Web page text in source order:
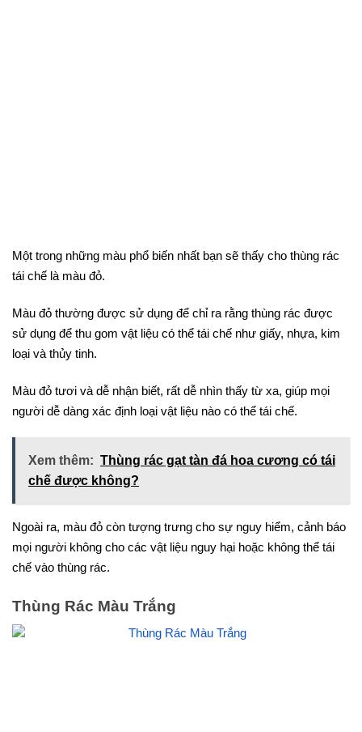
Một trong những màu phổ biến nhất bạn sẽ thấy cho thùng rác
tái chế là màu đỏ.
Màu đỏ thường được sử dụng để chỉ ra rằng thùng rác được
sử dụng để thu gom vật liệu có thể tái chế như giấy, nhựa, kim
loại và thủy tinh.
Màu đỏ tươi và dễ nhận biết, rất dễ nhìn thấy từ xa, giúp mọi
người dễ dàng xác định loại vật liệu nào có thể tái chế.
Xem thêm: Thùng rác gạt tàn đá hoa cương có tái
chế được không?
Ngoài ra, màu đỏ còn tượng trưng cho sự nguy hiểm, cảnh báo
mọi người không cho các vật liệu nguy hại hoặc không thể tái
chế vào thùng rác.
Thùng Rác Màu Trắng